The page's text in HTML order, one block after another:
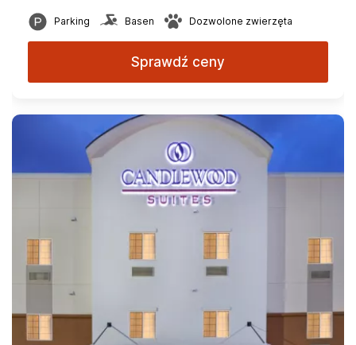
Parking Basen Dozwolone zwierzęta
Sprawdź ceny